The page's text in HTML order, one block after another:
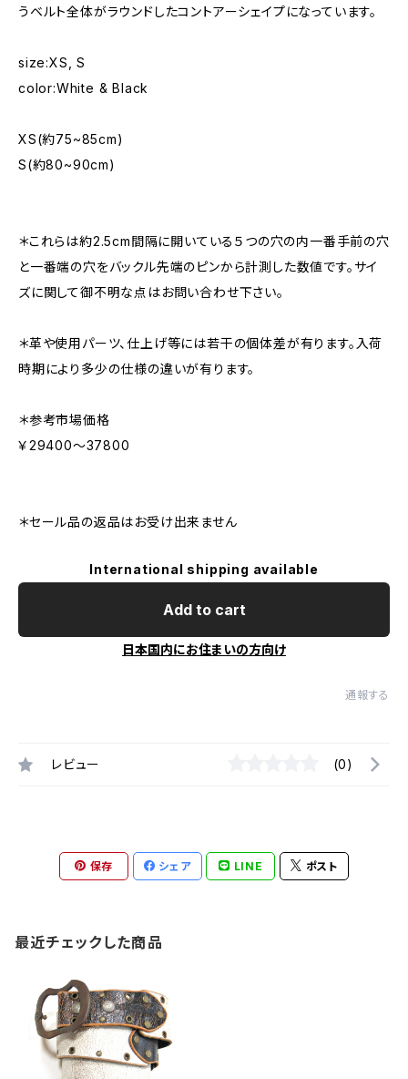
うベルト全体がラウンドしたコントアーシェイプになっています。
size:XS, S
color:White & Black
XS(約75~85cm)
S(約80~90cm)
＊これらは約2.5cm間隔に開いている５つの穴の内一番手前の穴
と一番端の穴をバックル先端のピンから計測した数値です。サイ
ズに関して御不明な点はお問い合わせ下さい。
＊革や使用パーツ、仕上げ等には若干の個体差が有ります。入荷
時期により多少の仕様の違いが有ります。
＊参考市場価格
￥29400～37800
＊セール品の返品はお受け出来ません
International shipping available
Add to cart
日本国内にお住まいの方向け
通報する
レビュー (0)
保存 シェア LINE ポスト
最近チェックした商品